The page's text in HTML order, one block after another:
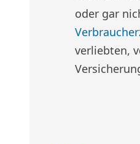
oder gar
verliebten,